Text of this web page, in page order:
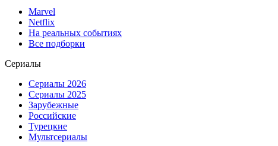
Marvel
Netflix
На реальных событиях
Все подборки
Сериалы
Сериалы 2026
Сериалы 2025
Зарубежные
Российские
Турецкие
Мультсериалы